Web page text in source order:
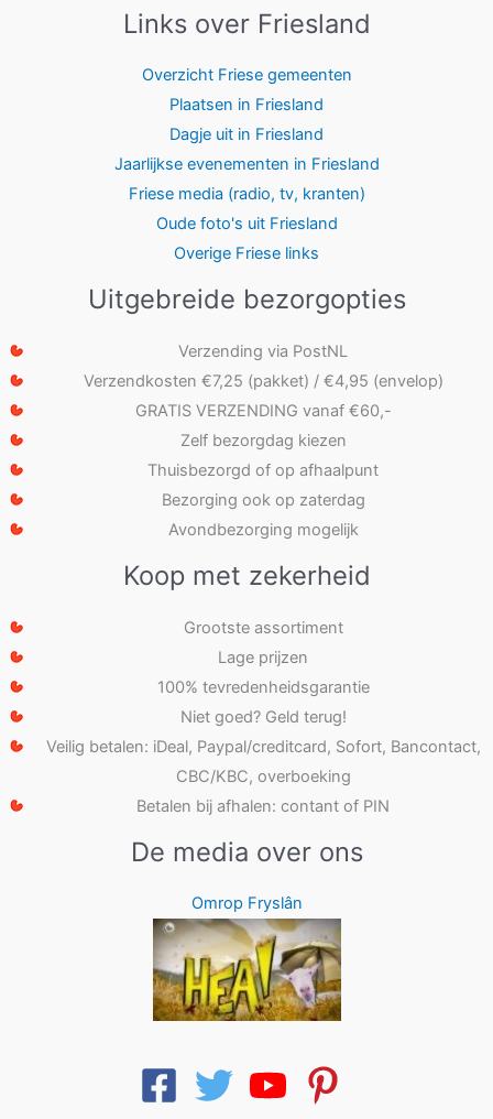
Links over Friesland
Overzicht Friese gemeenten
Plaatsen in Friesland
Dagje uit in Friesland
Jaarlijkse evenementen in Friesland
Friese media (radio, tv, kranten)
Oude foto's uit Friesland
Overige Friese links
Uitgebreide bezorgopties
Verzending via PostNL
Verzendkosten €7,25 (pakket) / €4,95 (envelop)
GRATIS VERZENDING vanaf €60,-
Zelf bezorgdag kiezen
Thuisbezorgd of op afhaalpunt
Bezorging ook op zaterdag
Avondbezorging mogelijk
Koop met zekerheid
Grootste assortiment
Lage prijzen
100% tevredenheidsgarantie
Niet goed? Geld terug!
Veilig betalen: iDeal, Paypal/creditcard, Sofort, Bancontact,
CBC/KBC, overboeking
Betalen bij afhalen: contant of PIN
De media over ons
Omrop Fryslân